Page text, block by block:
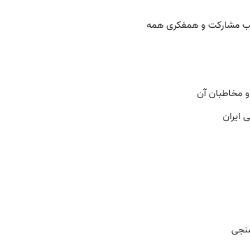
مشارکت و همفکری همه
مخاطبان آن
ایران